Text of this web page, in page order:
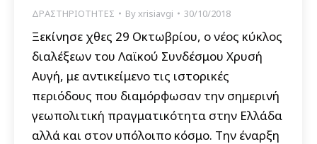
ΔΡΑΣΤΗΡΙΟΤΗΤΕΣ Byxrisiavgi 30/10/2018
Ξεκίνησε χθες 29 Οκτωβρίου, ο νέος κύκλος
διαλέξεων του Λαϊκού Συνδέσμου Χρυσή
Αυγή, με αντικείμενο τις ιστορικές
περιόδους που διαμόρφωσαν την σημερινή
γεωπολιτική πραγματικότητα στην Ελλάδα
αλλά και στον υπόλοιπο κόσμο. Την έναρξη